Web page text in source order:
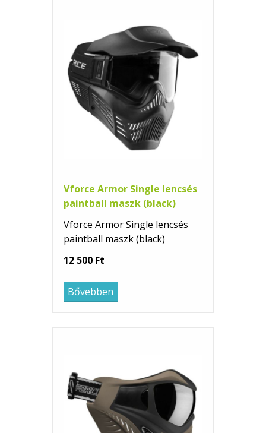
Vforce Armor Single lencsés
paintball maszk (black)
Vforce Armor Single lencsés
paintball maszk (black)
12 500 Ft
Bővebben